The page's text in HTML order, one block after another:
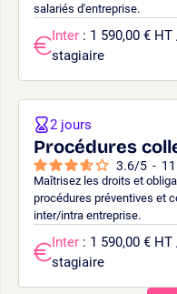
salariés d'entreprise.
Inter : 1 590,00 € HT
stagiaire
Procédures
3.6/5 - 11
Maîtrisez les droits et
procédures préventives et
inter/intra entreprise.
2 jours
Inter : 1 590,00 € HT
stagiaire